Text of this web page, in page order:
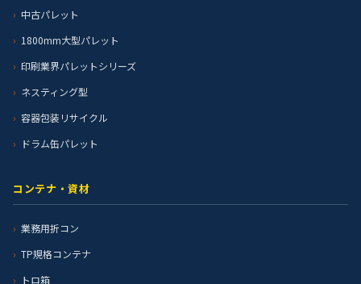
中古パレット
1800mm大型パレット
印刷業界パレットシリーズ
ネスティング型
容器包装リサイクル
ドラム缶パレット
コンテナ・資材
業務用折コン
TP規格コンテナ
トロ箱